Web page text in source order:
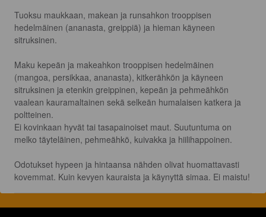
Tuoksu maukkaan, makean ja runsahkon trooppisen
hedelmäinen (ananasta, greippiä) ja hieman käyneen
sitruksinen.
Maku kepeän ja makeahkon trooppisen hedelmäinen
(mangoa, persikkaa, ananasta), kitkerähkön ja käyneen
sitruksinen ja etenkin greippinen, kepeän ja pehmeähkön
vaalean kauramaltainen sekä selkeän humalaisen katkera ja
poltteinen.
Ei kovinkaan hyvät tai tasapainoiset maut. Suutuntuma on
melko täyteläinen, pehmeähkö, kuivakka ja hiilihappoinen.
Odotukset hypeen ja hintaansa nähden olivat huomattavasti
kovemmat. Kuin kevyen kauraista ja käynyttä simaa. Ei maistu!